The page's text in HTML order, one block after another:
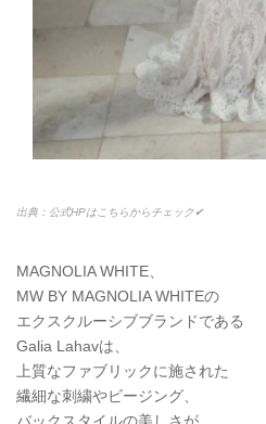
出典：公式HPはこちらからチェック✔
MAGNOLIA WHITE、
MW BY MAGNOLIA WHITEの
エクスクルーシブブランドである
Galia Lahavは、
上質なファブリックに施された
繊細な刺繍やビージング、